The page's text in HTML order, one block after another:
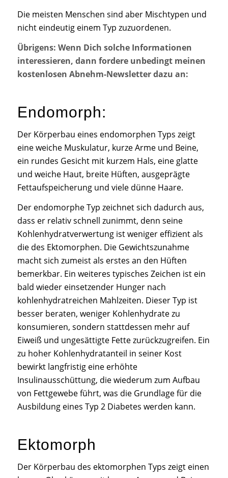
Die meisten Menschen sind aber Mischtypen und
nicht eindeutig einem Typ zuzuordenen.
Übrigens: Wenn Dich solche Informationen
interessieren, dann fordere unbedingt meinen
kostenlosen Abnehm-Newsletter dazu an:
Endomorph:
Der Körperbau eines endomorphen Typs zeigt
eine weiche Muskulatur, kurze Arme und Beine,
ein rundes Gesicht mit kurzem Hals, eine glatte
und weiche Haut, breite Hüften, ausgeprägte
Fettaufspeicherung und viele dünne Haare.
Der endomorphe Typ zeichnet sich dadurch aus,
dass er relativ schnell zunimmt, denn seine
Kohlenhydratverwertung ist weniger effizient als
die des Ektomorphen. Die Gewichtszunahme
macht sich zumeist als erstes an den Hüften
bemerkbar. Ein weiteres typisches Zeichen ist ein
bald wieder einsetzender Hunger nach
kohlenhydratreichen Mahlzeiten. Dieser Typ ist
besser beraten, weniger Kohlenhydrate zu
konsumieren, sondern stattdessen mehr auf
Eiweiß und ungesättigte Fette zurückzugreifen. Ein
zu hoher Kohlenhydratanteil in seiner Kost
bewirkt langfristig eine erhöhte
Insulinausschüttung, die wiederum zum Aufbau
von Fettgewebe führt, was die Grundlage für die
Ausbildung eines Typ 2 Diabetes werden kann.
Ektomorph
Der Körperbau des ektomorphen Typs zeigt einen